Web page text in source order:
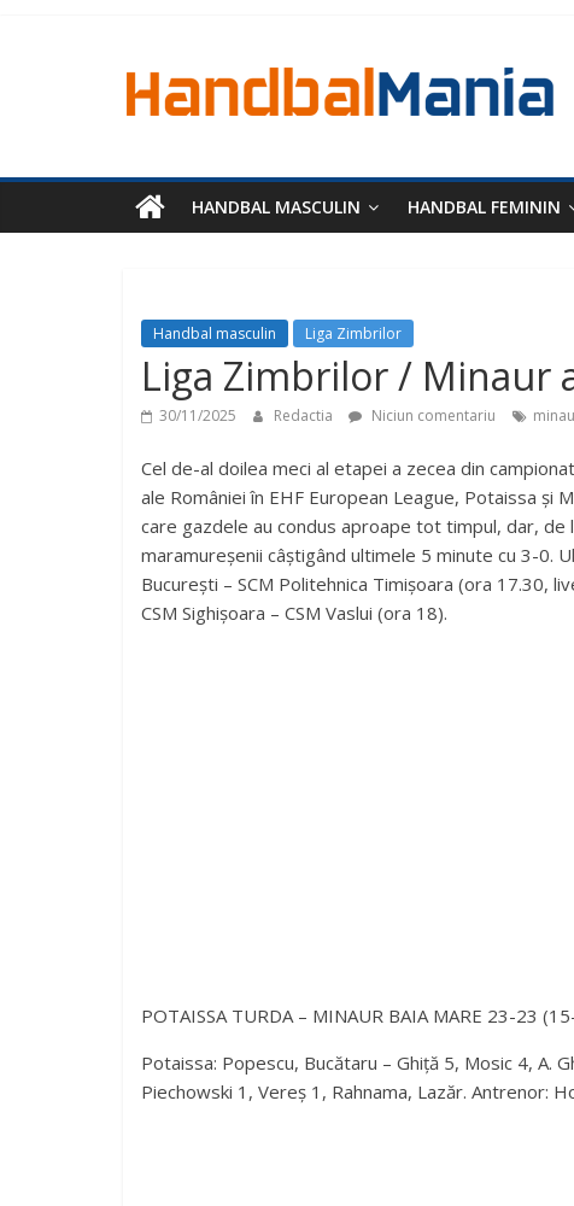
HANDBAL MASCULIN HANDBAL FEMININ
Handbal masculin Liga Zimbrilor
Liga Zimbrilor / Minaur
30/11/2025 Redactia Niciun comentariu
Cel de-al doilea meci al etapei a zecea din
ale României în EHF European League, Potaissa și
care gazdele au condus aproape tot timpul, dar,
maramureșenii câștigând ultimele 5 minute cu 3-0.
București – SCM Politehnica Timișoara (ora 17.30,
CSM Sighișoara – CSM Vaslui (ora 18).
POTAISSA TURDA – MINAUR BAIA MARE 23-23
Potaissa: Popescu, Bucătaru – Ghiță 5, Mosic 4, A.
Piechowski 1, Vereș 1, Rahnama, Lazăr. Antrenor: